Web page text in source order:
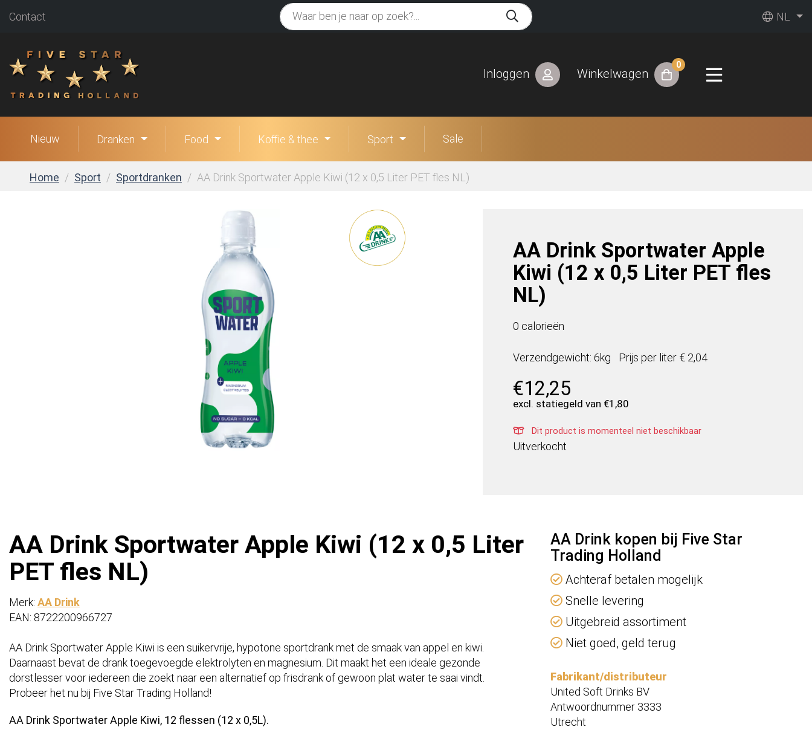
Contact NL
Inloggen Winkelwagen
0
Nieuw Dranken Food Koffie & thee Sport Sale
Home Sport Sportdranken AA Drink Sportwater Apple Kiwi (12 x 0,5 Liter PET fles NL)
AA Drink Sportwater Apple
Kiwi (12 x 0,5 Liter PET fles
NL)
0 calorieën
Verzendgewicht: 6kg Prijs per liter € 2,04
€12,25
excl. statiegeld van €1,80
Dit product is momenteel niet beschikbaar
Uitverkocht
AA Drink Sportwater Apple Kiwi (12 x 0,5 Liter
PET fles NL)
Merk: AA Drink
EAN: 8722200966727
AA Drink Sportwater Apple Kiwi is een suikervrije, hypotone sportdrank met de smaak van appel en kiwi.
Daarnaast bevat de drank toegevoegde elektrolyten en magnesium. Dit maakt het een ideale gezonde
dorstlesser voor iedereen die zoekt naar een alternatief op frisdrank of gewoon plat water te saai vindt.
Probeer het nu bij Five Star Trading Holland!
AA Drink Sportwater Apple Kiwi, 12 flessen (12 x 0,5L).
AA Drink kopen bij Five Star
Trading Holland
Achteraf betalen mogelijk
Snelle levering
Uitgebreid assortiment
Niet goed, geld terug
Fabrikant/distributeur
United Soft Drinks BV
Antwoordnummer 3333
Utrecht